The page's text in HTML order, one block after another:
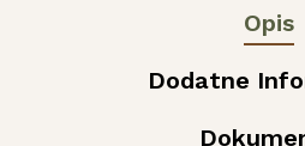
Opis
Dodatne